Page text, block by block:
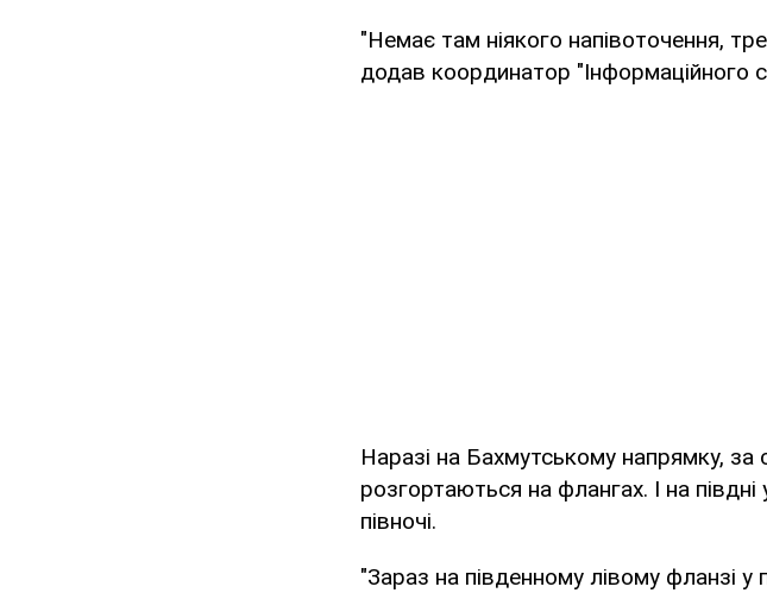
"Немає там ніякого напівоточення,
додав координатор "Інформаційного
Наразі на Бахмутському напрямку,
розгортаються на флангах. І на
півночі.
"Зараз на південному лівому фланзі